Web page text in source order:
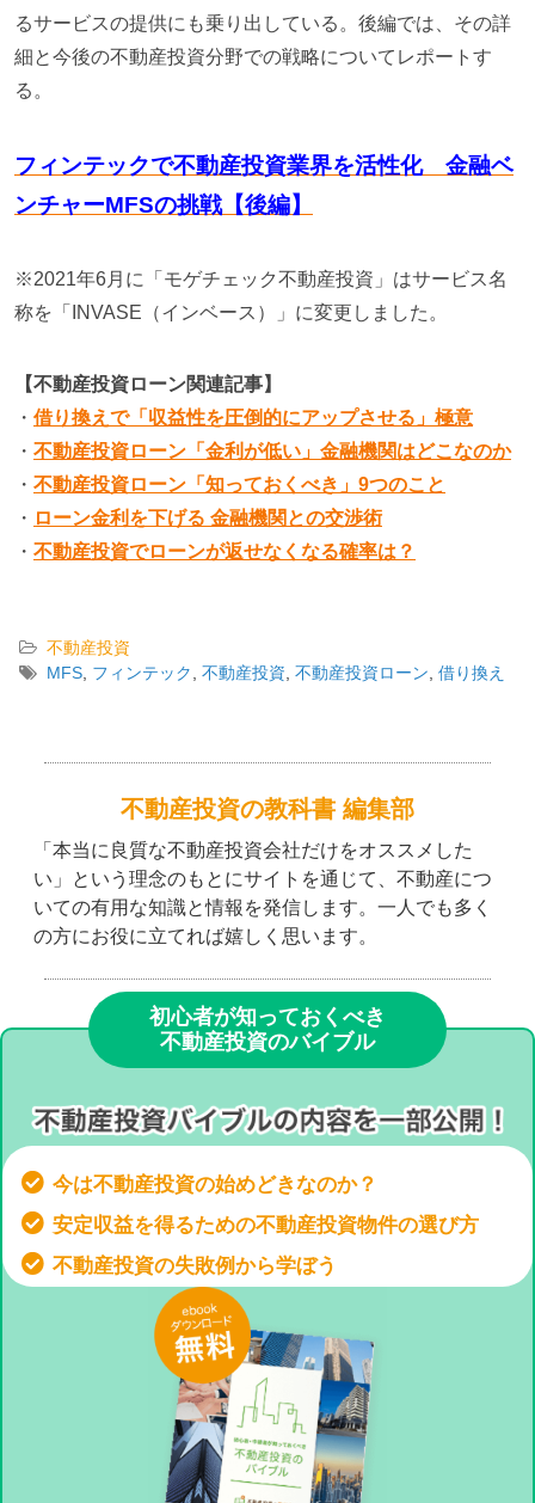
るサービスの提供にも乗り出している。後編では、その詳
細と今後の不動産投資分野での戦略についてレポートす
る。
フィンテックで不動産投資業界を活性化 金融ベ
ンチャーMFSの挑戦【後編】
※2021年6月に「モゲチェック不動産投資」はサービス名
称を「INVASE（インベース）」に変更しました。
【不動産投資ローン関連記事】
・ 借り換えで「収益性を圧倒的にアップさせる」極意
・ 不動産投資ローン「金利が低い」金融機関はどこなのか
・ 不動産投資ローン「知っておくべき」9つのこと
・ ローン金利を下げる 金融機関との交渉術
・ 不動産投資でローンが返せなくなる確率は？
不動産投資
MFS フィンテック 不動産投資 不動産投資ローン 借り換え
不動産投資の教科書 編集部
「本当に良質な不動産投資会社だけをオススメした
い」という理念のもとにサイトを通じて、不動産につ
いての有用な知識と情報を発信します。一人でも多く
の方にお役に立てれば嬉しく思います。
初心者が知っておくべき
不動産投資のバイブル
今は不動産投資の始めどきなのか？
安定収益を得るための不動産投資物件の選び方
不動産投資の失敗例から学ぼう